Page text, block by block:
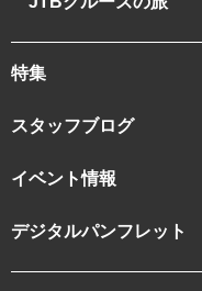
特集
スタッフブログ
イベント情報
デジタルパンフレット